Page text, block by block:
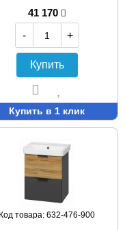
41 170
-
+
Купить
Купить в 1 клик
Код товара: 632-476-900